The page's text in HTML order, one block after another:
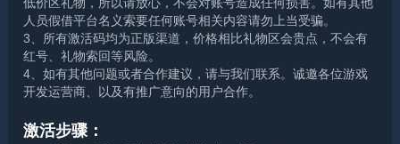
低价区礼物，所以请放心，不会对账号造成任何损害。如有其他
人员假借平台名义索要任何账号相关内容请勿上当受骗。
3、所有激活码均为正版渠道，价格相比礼物区会贵点，不会有
红号、礼物索回等风险。
4、如有其他问题或者合作建议，请与我们联系。诚邀各位游戏
开发运营商、以及有推广意向的用户合作。
激活步骤：